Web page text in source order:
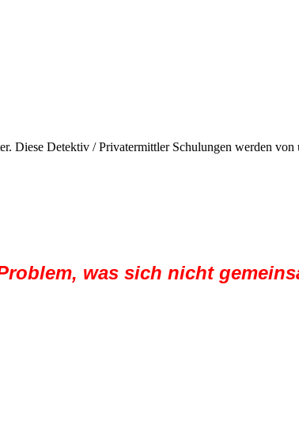
Diese Detektiv / Privatermittler Schulungen werden
was sich nicht